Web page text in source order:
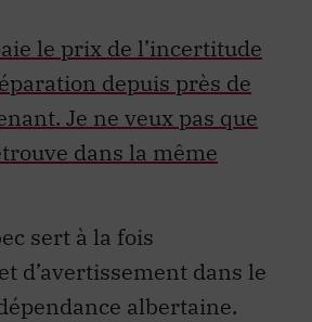
le prix de l’incertitude
depuis près de
Je ne veux pas que
dans la même
sert à la fois
d’avertissement dans le
albertaine.